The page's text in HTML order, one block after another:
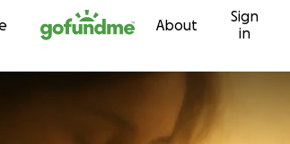
Skip to content About
Sign
in